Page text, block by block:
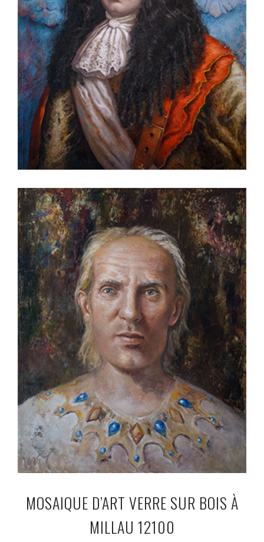
MOSAIQUE D’ART VERRE SUR BOIS À
MILLAU 12100